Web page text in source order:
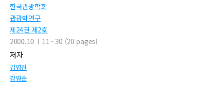
한국관광학회
관광학연구
제24권 제2호
2000.10
11 - 30 (20 pages)
저자
김영진
강영순